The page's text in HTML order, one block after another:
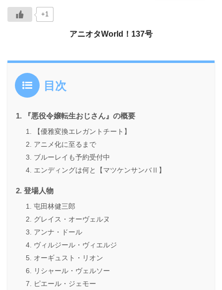
+1
アニオタWorld！137号
目次
『悪役令嬢転生おじさん』の概要
【優雅変換エレガントチート】
アニメ化に至るまで
ブルーレイも予約受付中
エンディングは何と【マツケンサンバⅡ】
登場人物
屯田林健三郎
グレイス・オーヴェルヌ
アンナ・ドール
ヴィルジール・ヴィエルジ
オーギュスト・リオン
リシャール・ヴェルソー
ピエール・ジェモー